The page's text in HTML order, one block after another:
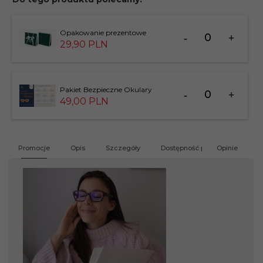
Opakowanie prezentowe
29,90 PLN
dla
Pakiet Bezpieczne Okulary
49,00 PLN
dla
Promocje Opis Szczegóły Dostępność produktu
Opinie